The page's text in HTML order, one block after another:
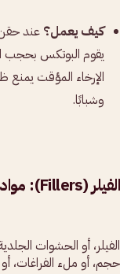
كيف يعمل؟ عند
يقوم البوتكس بحجب
الإرخاء المؤقت يمنع
وشبابًا.
الفيلر (Fillers): مواد مالئة لإعادة الحجم
الفيلر، أو الحشوات
حجم، أو ملء الفراغات، أو